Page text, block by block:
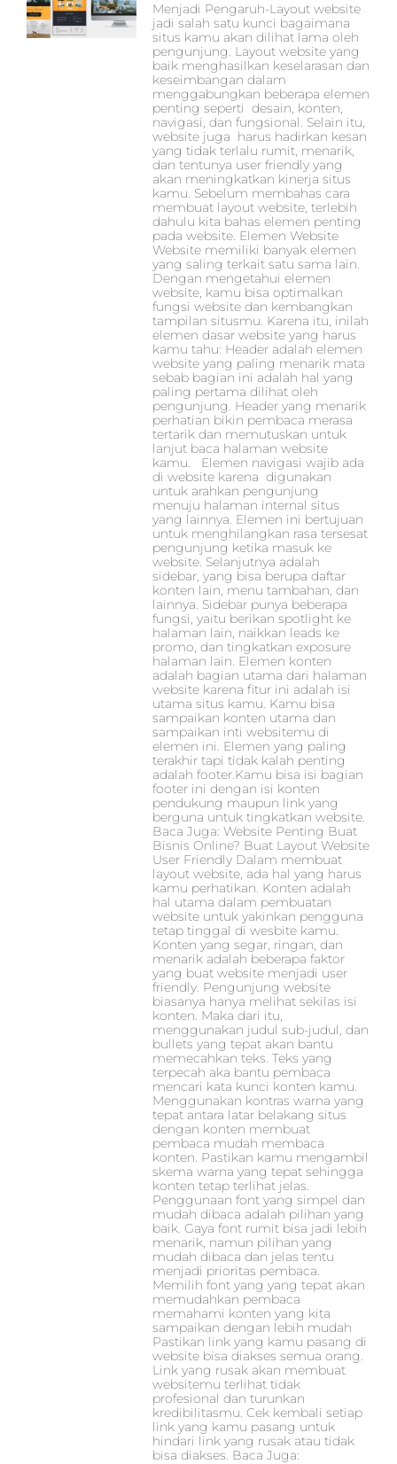
Menjadi Pengaruh-Layout website
jadi salah satu kunci bagaimana
situs kamu akan dilihat lama oleh
pengunjung. Layout website yang
baik menghasilkan keselarasan dan
keseimbangan dalam
menggabungkan beberapa elemen
penting seperti desain, konten,
navigasi, dan fungsional. Selain itu,
website juga harus hadirkan kesan
yang tidak terlalu rumit, menarik,
dan tentunya user friendly yang
akan meningkatkan kinerja situs
kamu. Sebelum membahas cara
membuat layout website, terlebih
dahulu kita bahas elemen penting
pada website. Elemen Website
Website memiliki banyak elemen
yang saling terkait satu sama lain.
Dengan mengetahui elemen
website, kamu bisa optimalkan
fungsi website dan kembangkan
tampilan situsmu. Karena itu, inilah
elemen dasar website yang harus
kamu tahu: Header adalah elemen
website yang paling menarik mata
sebab bagian ini adalah hal yang
paling pertama dilihat oleh
pengunjung. Header yang menarik
perhatian bikin pembaca merasa
tertarik dan memutuskan untuk
lanjut baca halaman website
kamu. Elemen navigasi wajib ada
di website karena digunakan
untuk arahkan pengunjung
menuju halaman internal situs
yang lainnya. Elemen ini bertujuan
untuk menghilangkan rasa tersesat
pengunjung ketika masuk ke
website. Selanjutnya adalah
sidebar, yang bisa berupa daftar
konten lain, menu tambahan, dan
lainnya. Sidebar punya beberapa
fungsi, yaitu berikan spotlight ke
halaman lain, naikkan leads ke
promo, dan tingkatkan exposure
halaman lain. Elemen konten
adalah bagian utama dari halaman
website karena fitur ini adalah isi
utama situs kamu. Kamu bisa
sampaikan konten utama dan
sampaikan inti websitemu di
elemen ini. Elemen yang paling
terakhir tapi tidak kalah penting
adalah footer.Kamu bisa isi bagian
footer ini dengan isi konten
pendukung maupun link yang
berguna untuk tingkatkan website.
Baca Juga: Website Penting Buat
Bisnis Online? Buat Layout Website
User Friendly Dalam membuat
layout website, ada hal yang harus
kamu perhatikan. Konten adalah
hal utama dalam pembuatan
website untuk yakinkan pengguna
tetap tinggal di wesbite kamu.
Konten yang segar, ringan, dan
menarik adalah beberapa faktor
yang buat website menjadi user
friendly. Pengunjung website
biasanya hanya melihat sekilas isi
konten. Maka dari itu,
menggunakan judul sub-judul, dan
bullets yang tepat akan bantu
memecahkan teks. Teks yang
terpecah aka bantu pembaca
mencari kata kunci konten kamu.
Menggunakan kontras warna yang
tepat antara latar belakang situs
dengan konten membuat
pembaca mudah membaca
konten. Pastikan kamu mengambil
skema warna yang tepat sehingga
konten tetap terlihat jelas.
Penggunaan font yang simpel dan
mudah dibaca adalah pilihan yang
baik. Gaya font rumit bisa jadi lebih
menarik, namun pilihan yang
mudah dibaca dan jelas tentu
menjadi prioritas pembaca.
Memilih font yang yang tepat akan
memudahkan pembaca
memahami konten yang kita
sampaikan dengan lebih mudah
Pastikan link yang kamu pasang di
website bisa diakses semua orang.
Link yang rusak akan membuat
websitemu terlihat tidak
profesional dan turunkan
kredibilitasmu. Cek kembali setiap
link yang kamu pasang untuk
hindari link yang rusak atau tidak
bisa diakses. Baca Juga: